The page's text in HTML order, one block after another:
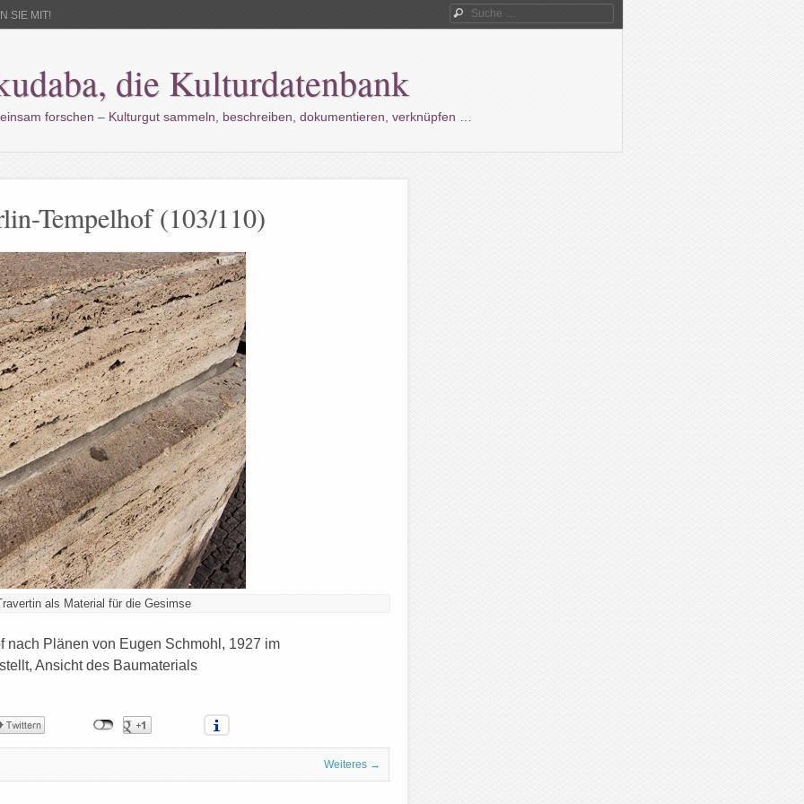
SIE MIT! Suche
die Kulturdatenbank
forschen – Kulturgut sammeln, beschreiben, dokumentieren, verknüpfen …
Tempelhof (103/110)
als Material für die Gesimse
nach Plänen von Eugen Schmohl, 1927 im
Ansicht des Baumaterials
Weiteres →